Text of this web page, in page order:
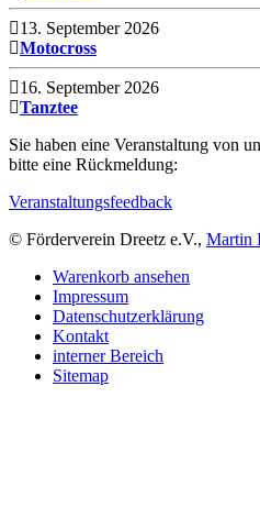
13. September 2026
Motocross
16. September 2026
Tanztee
Sie haben eine Veranstaltung von
bitte eine Rückmeldung:
Veranstaltungsfeedback
© Förderverein Dreetz e.V., Martin
Warenkorb ansehen
Impressum
Datenschutzerklärung
Kontakt
interner Bereich
Sitemap